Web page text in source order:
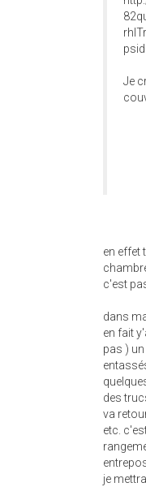
Je
en effet
c'est
dans
en fait
pas )
des
va
etc.
je